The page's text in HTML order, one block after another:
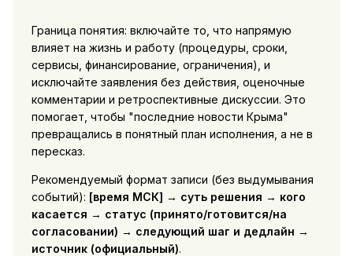
Граница понятия: включайте то, что напрямую
влияет на жизнь и работу (процедуры, сроки,
сервисы, финансирование, ограничения), и
исключайте заявления без действия, оценочные
комментарии и ретроспективные дискуссии. Это
помогает, чтобы "последние новости Крыма"
превращались в понятный план исполнения, а не в
пересказ.
Рекомендуемый формат записи (без выдумывания
событий): [время МСК] → суть решения → кого
касается → статус (принято/готовится/на
согласовании) → следующий шаг и дедлайн →
источник (официальный).